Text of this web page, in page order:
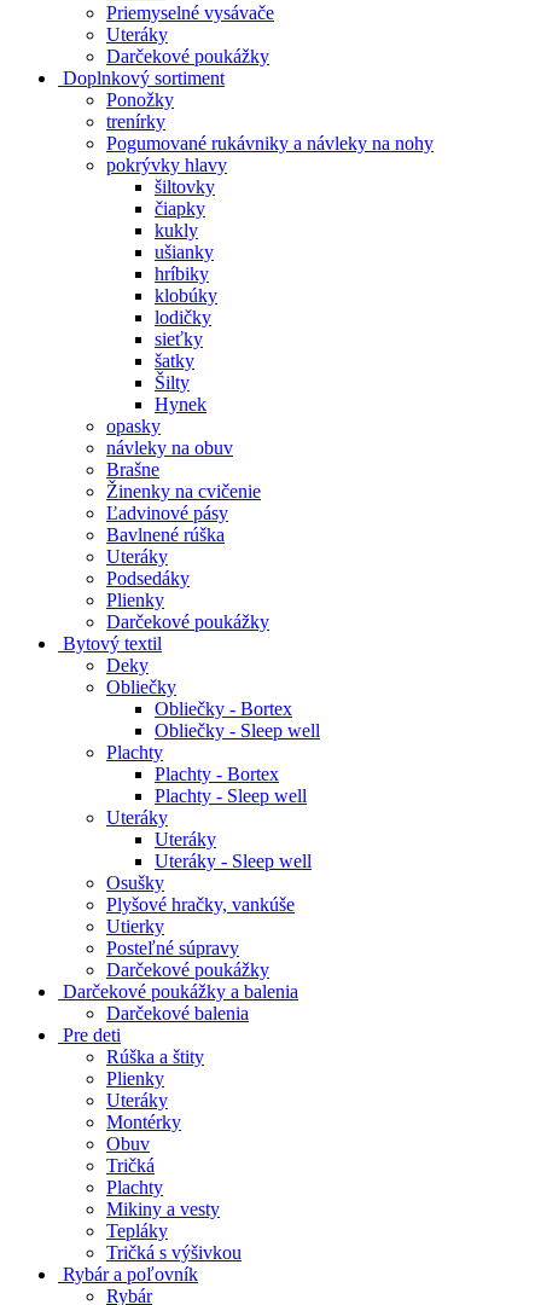
Priemyselné vysávače
Uteráky
Darčekové poukážky
Doplnkový sortiment
Ponožky
trenírky
Pogumované rukávniky a návleky na nohy
pokrývky hlavy
šiltovky
čiapky
kukly
ušianky
hríbiky
klobúky
lodičky
sieťky
šatky
Šilty
Hynek
opasky
návleky na obuv
Brašne
Žinenky na cvičenie
Ľadvinové pásy
Bavlnené rúška
Uteráky
Podsedáky
Plienky
Darčekové poukážky
Bytový textil
Deky
Obliečky
Obliečky - Bortex
Obliečky - Sleep well
Plachty
Plachty - Bortex
Plachty - Sleep well
Uteráky
Uteráky
Uteráky - Sleep well
Osušky
Plyšové hračky, vankúše
Utierky
Posteľné súpravy
Darčekové poukážky
Darčekové poukážky a balenia
Darčekové balenia
Pre deti
Rúška a štity
Plienky
Uteráky
Montérky
Obuv
Tričká
Plachty
Mikiny a vesty
Tepláky
Tričká s výšivkou
Rybár a poľovník
Rybár